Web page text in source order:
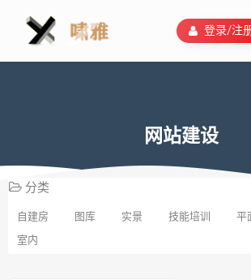
登录/注
网站建设
分类
自建房 图库 实景 技能培训 平
室内